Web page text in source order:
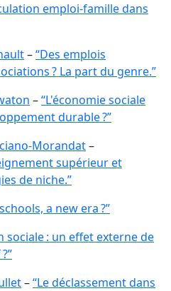
emploi-famille dans
–“Des emplois
? La part du genre.”
–“L'économie sociale
durable ?”
Morandat–
supérieur et
de niche.”
a new era ?”
sociale : un effet externe de
–“Le déclassement dans